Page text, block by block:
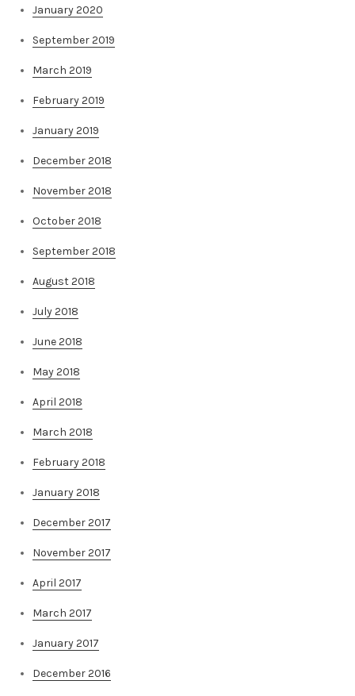
January 2020
September 2019
March 2019
February 2019
January 2019
December 2018
November 2018
October 2018
September 2018
August 2018
July 2018
June 2018
May 2018
April 2018
March 2018
February 2018
January 2018
December 2017
November 2017
April 2017
March 2017
January 2017
December 2016